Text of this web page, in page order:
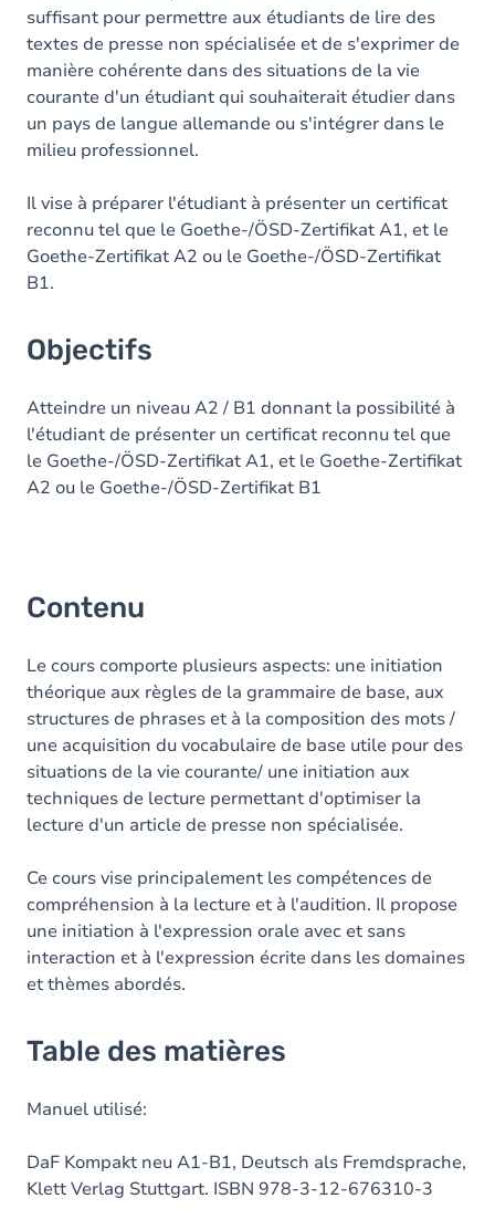
suffisant pour permettre aux étudiants de lire des
textes de presse non spécialisée et de s'exprimer de
manière cohérente dans des situations de la vie
courante d'un étudiant qui souhaiterait étudier dans
un pays de langue allemande ou s'intégrer dans le
milieu professionnel.
Il vise à préparer l'étudiant à présenter un certificat
reconnu tel que le Goethe-/ÖSD-Zertifikat A1, et le
Goethe-Zertifikat A2 ou le Goethe-/ÖSD-Zertifikat
B1.
Objectifs
Atteindre un niveau A2 / B1 donnant la possibilité à
l'étudiant de présenter un certificat reconnu tel que
le Goethe-/ÖSD-Zertifikat A1, et le Goethe-Zertifikat
A2 ou le Goethe-/ÖSD-Zertifikat B1
Contenu
Le cours comporte plusieurs aspects: une initiation
théorique aux règles de la grammaire de base, aux
structures de phrases et à la composition des mots /
une acquisition du vocabulaire de base utile pour des
situations de la vie courante/ une initiation aux
techniques de lecture permettant d'optimiser la
lecture d'un article de presse non spécialisée.
Ce cours vise principalement les compétences de
compréhension à la lecture et à l'audition. Il propose
une initiation à l'expression orale avec et sans
interaction et à l'expression écrite dans les domaines
et thèmes abordés.
Table des matières
Manuel utilisé:
DaF Kompakt neu A1-B1, Deutsch als Fremdsprache,
Klett Verlag Stuttgart. ISBN 978-3-12-676310-3